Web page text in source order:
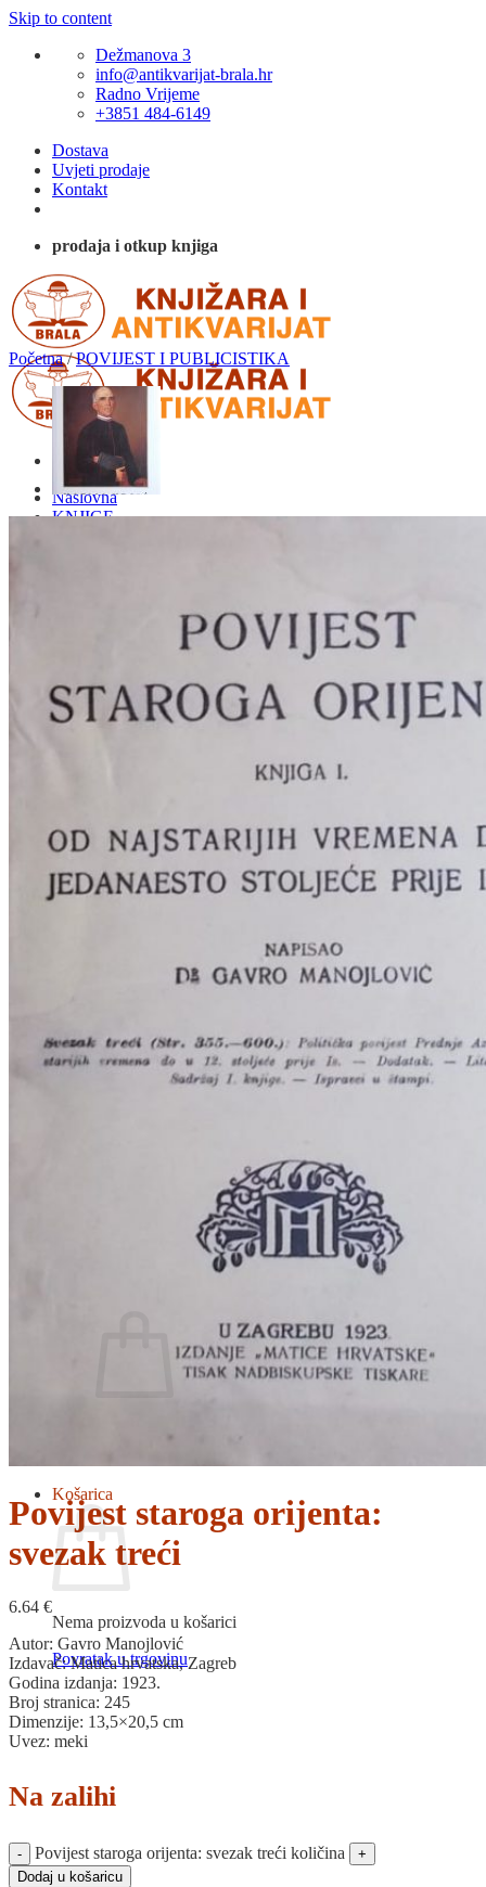
Skip to content
Dežmanova 3
info@antikvarijat-brala.hr
Radno Vrijeme
+3851 484-6149
Dostava
Uvjeti prodaje
Kontakt
prodaja i otkup knjiga
Naslovna
KNJIGE
DOMAĆINSTVO
ENCIKLOPEDIJE I LEKSIKONI
FOTOGRAFIJA
GLAZBENA UMJETNOST
KAZALIŠTE, FILM
MITOLOGIJA
POVIJEST I PUBLICISTIKA
PSIHOLOGIJA, POPULARNA PSIHOLOGIJA,
ALTERNATIVA
DO ZEMLJOVIDA
RJEČNICI, GRAMATIKE, PRAVOPISI…
STRIPOVI
TEHNIČKE ZNANOSTI
TEORIJA I POVIJEST KNJIŽEVNOSTI
Košarica
Nema proizvoda u košarici
Povratak u trgovinu
Početna / POVIJEST I PUBLICISTIKA
Povijest staroga orijenta:
svezak treći
6.64 €
Autor: Gavro Manojlović
Izdavač: Matica hrvatska, Zagreb
Godina izdanja: 1923.
Broj stranica: 245
Dimenzije: 13,5×20,5 cm
Uvez: meki
Na zalihi
Povijest staroga orijenta: svezak treći količina
Dodaj u košaricu